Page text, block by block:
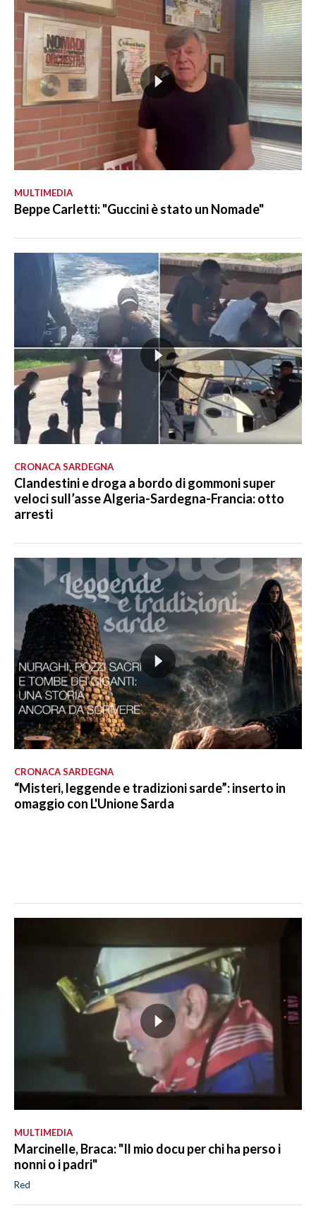
MULTIMEDIA
Beppe Carletti: "Guccini è stato un Nomade"
CRONACA SARDEGNA
Clandestini e droga a bordo di gommoni super
veloci sull’asse Algeria-Sardegna-Francia: otto
arresti
CRONACA SARDEGNA
“Misteri, leggende e tradizioni sarde”: inserto in
omaggio con L'Unione Sarda
MULTIMEDIA
Marcinelle, Braca: "Il mio docu per chi ha perso i
nonni o i padri"
Red